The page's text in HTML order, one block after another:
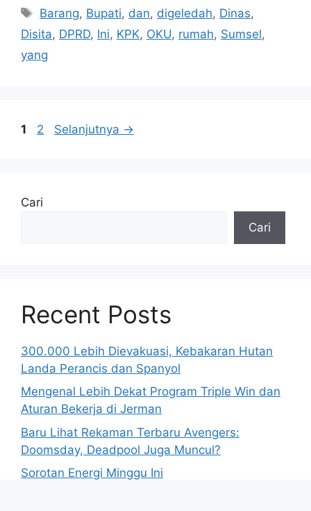
Tag
Barang, Bupati, dan, digeledah, Dinas,
Disita, DPRD, Ini, KPK, OKU, rumah, Sumsel,
yang
Halaman
1 Halaman
2 Selanjutnya →
Cari
Cari
Recent Posts
300.000 Lebih Dievakuasi, Kebakaran Hutan
Landa Perancis dan Spanyol
Mengenal Lebih Dekat Program Triple Win dan
Aturan Bekerja di Jerman
Baru Lihat Rekaman Terbaru Avengers:
Doomsday, Deadpool Juga Muncul?
Sorotan Energi Minggu Ini